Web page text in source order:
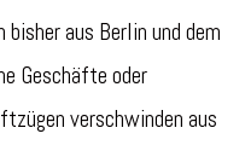
aus Berlin und dem
Geschäfte oder
verschwinden aus